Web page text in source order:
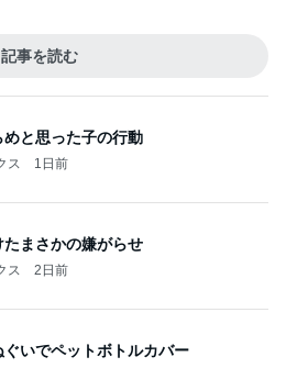
記事を読む
めと思った子の行動
ス 1日前
まさかの嫌がらせ
ス 2日前
ぐいでペットボトルカバー